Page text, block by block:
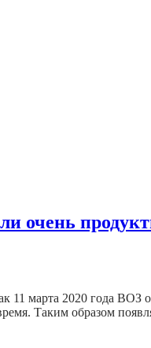
очень
11 марта 2020 года
Таким образом